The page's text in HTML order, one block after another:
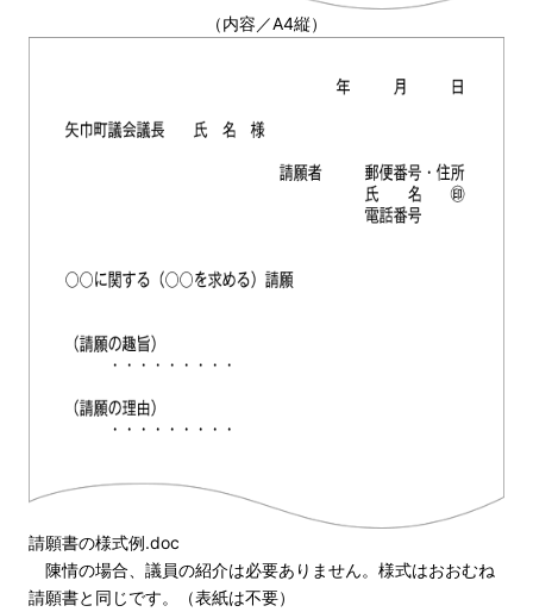
（内容／A4縦）
請願書の様式例.doc
陳情の場合、議員の紹介は必要ありません。様式はおおむね
請願書と同じです。（表紙は不要）